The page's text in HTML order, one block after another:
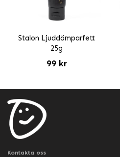
Stalon Ljuddämparfett
25g
99 kr
Kontakta oss